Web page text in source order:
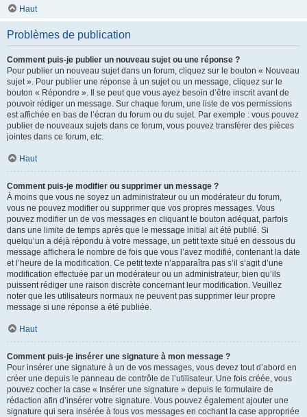
Haut
Problèmes de publication
Comment puis-je publier un nouveau sujet ou une réponse ?
Pour publier un nouveau sujet dans un forum, cliquez sur le bouton « Nouveau
sujet ». Pour publier une réponse à un sujet ou un message, cliquez sur le
bouton « Répondre ». Il se peut que vous ayez besoin d’être inscrit avant de
pouvoir rédiger un message. Sur chaque forum, une liste de vos permissions
est affichée en bas de l’écran du forum ou du sujet. Par exemple : vous pouvez
publier de nouveaux sujets dans ce forum, vous pouvez transférer des pièces
jointes dans ce forum, etc.
Haut
Comment puis-je modifier ou supprimer un message ?
À moins que vous ne soyez un administrateur ou un modérateur du forum,
vous ne pouvez modifier ou supprimer que vos propres messages. Vous
pouvez modifier un de vos messages en cliquant le bouton adéquat, parfois
dans une limite de temps après que le message initial ait été publié. Si
quelqu’un a déjà répondu à votre message, un petit texte situé en dessous du
message affichera le nombre de fois que vous l’avez modifié, contenant la date
et l’heure de la modification. Ce petit texte n’apparaîtra pas s’il s’agit d’une
modification effectuée par un modérateur ou un administrateur, bien qu’ils
puissent rédiger une raison discrète concernant leur modification. Veuillez
noter que les utilisateurs normaux ne peuvent pas supprimer leur propre
message si une réponse a été publiée.
Haut
Comment puis-je insérer une signature à mon message ?
Pour insérer une signature à un de vos messages, vous devez tout d’abord en
créer une depuis le panneau de contrôle de l’utilisateur. Une fois créée, vous
pouvez cocher la case « Insérer une signature » depuis le formulaire de
rédaction afin d’insérer votre signature. Vous pouvez également ajouter une
signature qui sera insérée à tous vos messages en cochant la case appropriée